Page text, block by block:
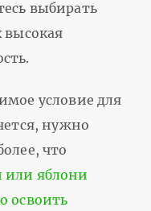
выбирать
высокая
условие для
нужно
что
или яблони
освоить